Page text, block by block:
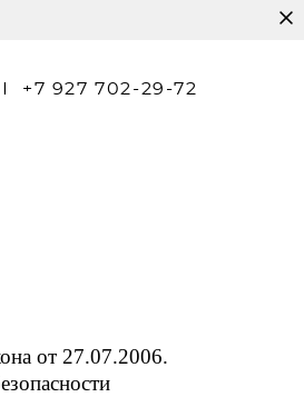
+7 927 702-29-72
от 27.07.2006.